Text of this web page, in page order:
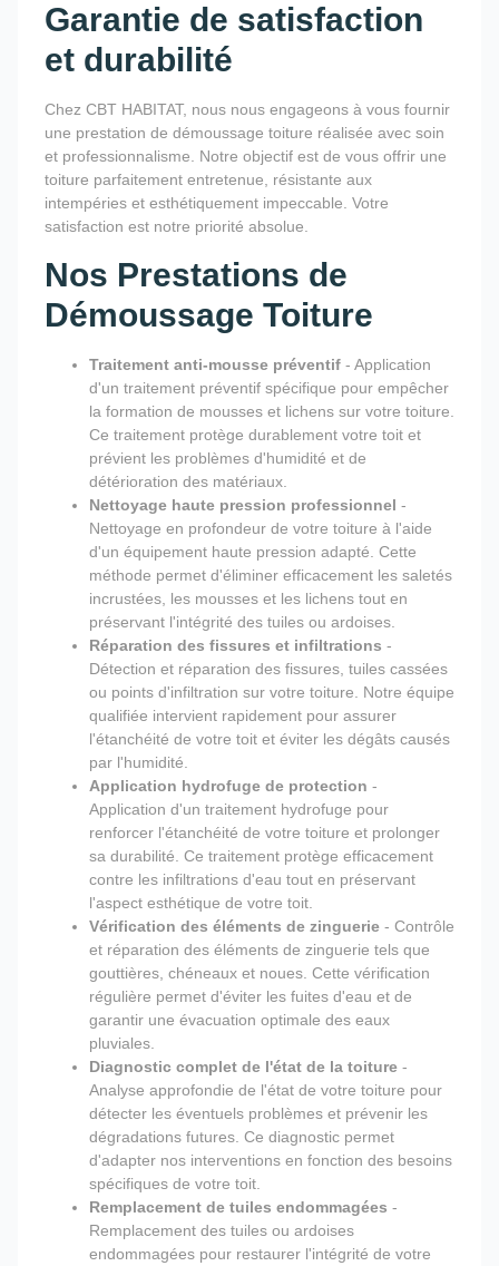
Garantie de satisfaction
et durabilité
Chez CBT HABITAT, nous nous engageons à vous fournir
une prestation de démoussage toiture réalisée avec soin
et professionnalisme. Notre objectif est de vous offrir une
toiture parfaitement entretenue, résistante aux
intempéries et esthétiquement impeccable. Votre
satisfaction est notre priorité absolue.
Nos Prestations de
Démoussage Toiture
Traitement anti-mousse préventif - Application
d'un traitement préventif spécifique pour empêcher
la formation de mousses et lichens sur votre toiture.
Ce traitement protège durablement votre toit et
prévient les problèmes d'humidité et de
détérioration des matériaux.
Nettoyage haute pression professionnel -
Nettoyage en profondeur de votre toiture à l'aide
d'un équipement haute pression adapté. Cette
méthode permet d'éliminer efficacement les saletés
incrustées, les mousses et les lichens tout en
préservant l'intégrité des tuiles ou ardoises.
Réparation des fissures et infiltrations -
Détection et réparation des fissures, tuiles cassées
ou points d'infiltration sur votre toiture. Notre équipe
qualifiée intervient rapidement pour assurer
l'étanchéité de votre toit et éviter les dégâts causés
par l'humidité.
Application hydrofuge de protection -
Application d'un traitement hydrofuge pour
renforcer l'étanchéité de votre toiture et prolonger
sa durabilité. Ce traitement protège efficacement
contre les infiltrations d'eau tout en préservant
l'aspect esthétique de votre toit.
Vérification des éléments de zinguerie - Contrôle
et réparation des éléments de zinguerie tels que
gouttières, chéneaux et noues. Cette vérification
régulière permet d'éviter les fuites d'eau et de
garantir une évacuation optimale des eaux
pluviales.
Diagnostic complet de l'état de la toiture -
Analyse approfondie de l'état de votre toiture pour
détecter les éventuels problèmes et prévenir les
dégradations futures. Ce diagnostic permet
d'adapter nos interventions en fonction des besoins
spécifiques de votre toit.
Remplacement de tuiles endommagées -
Remplacement des tuiles ou ardoises
endommagées pour restaurer l'intégrité de votre